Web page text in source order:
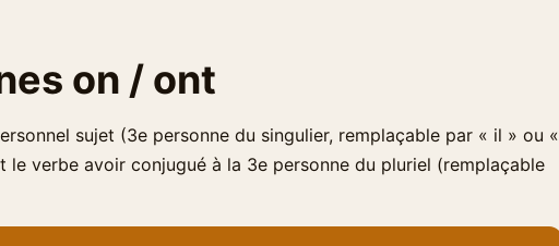
on / ont
sujet (3e personne du singulier, remplaçable par « il » ou «
le verbe avoir conjugué à la 3e personne du pluriel (remplaçable